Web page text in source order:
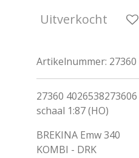
Uitverkocht
Artikelnummer: 27360
27360 4026538273606
schaal 1:87 (HO)
BREKINA Emw 340
KOMBI - DRK